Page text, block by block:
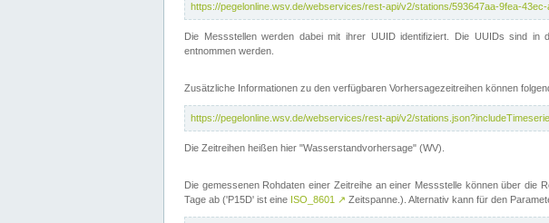
https://pegelonline.wsv.de/webservices/rest-api/v2/stations/593647aa-9fea-
Die Messstellen werden dabei mit ihrer UUID identifiziert. Die UUIDs sind in
entnommen werden.
Zusätzliche Informationen zu den verfügbaren Vorhersagezeitreihen können
https://pegelonline.wsv.de/webservices/rest-api/v2/
Die Zeitreihen heißen hier "Wasserstandvorhersage" (WV).
Die gemessenen Rohdaten einer Zeitreihe an einer Messstelle können über die
Tage ab ('P15D' ist eine ISO_8601 ↗ Zeitspanne.). Alternativ kann für den